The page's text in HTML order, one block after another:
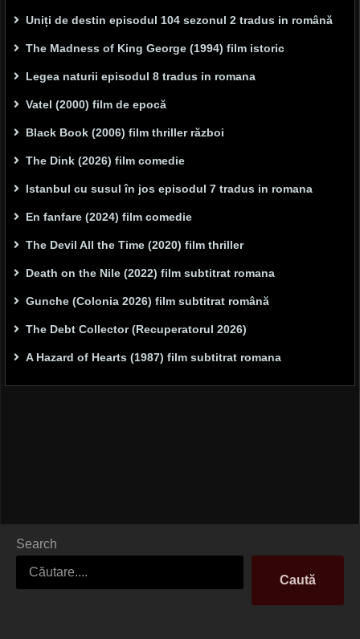
Uniți de destin episodul 104 sezonul 2 tradus in română
The Madness of King George (1994) film istoric
Legea naturii episodul 8 tradus in romana
Vatel (2000) film de epocă
Black Book (2006) film thriller război
The Dink (2026) film comedie
Istanbul cu susul în jos episodul 7 tradus in romana
En fanfare (2024) film comedie
The Devil All the Time (2020) film thriller
Death on the Nile (2022) film subtitrat romana
Gunche (Colonia 2026) film subtitrat română
The Debt Collector (Recuperatorul 2026)
A Hazard of Hearts (1987) film subtitrat romana
Search
Caută